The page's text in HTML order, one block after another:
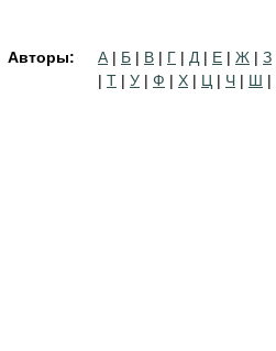
Авторы: А | Б | В | Г | Д | Е | Ж | З
| Т | У | Ф | Х | Ц | Ч | Ш |